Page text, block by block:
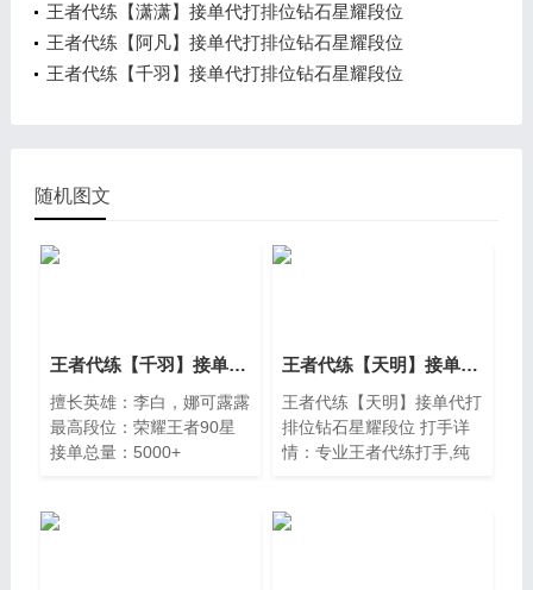
王者代练【潇潇】接单代打排位钻石星耀段位
王者代练【阿凡】接单代打排位钻石星耀段位
王者代练【千羽】接单代打排位钻石星耀段位
随机图文
王者代练【千羽】接单代打排位钻石星耀段位
擅长英雄：李白，娜可露露
最高段位：荣耀王者90星
接单总量：5000+
王者代练【天明】接单代打排位钻石星耀段位
王者代练【天明】接单代打
排位钻石星耀段位 打手详
情：专业王者代练打手,纯
梯段位:王者20星 接单数